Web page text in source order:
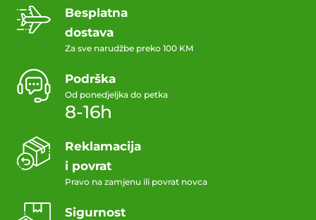
Besplatna
dostava
Za sve narudžbe preko 100 KM
Podrška
Od ponedjeljka do petka
8-16h
Reklamacija
i povrat
Pravo na zamjenu ili povrat novca
Sigurnost